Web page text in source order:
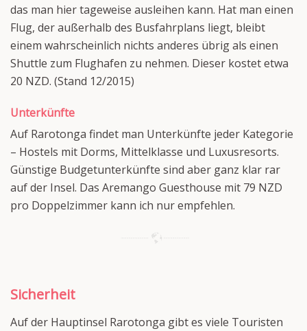
das man hier tageweise ausleihen kann. Hat man einen
Flug, der außerhalb des Busfahrplans liegt, bleibt
einem wahrscheinlich nichts anderes übrig als einen
Shuttle zum Flughafen zu nehmen. Dieser kostet etwa
20 NZD. (Stand 12/2015)
Unterkünfte
Auf Rarotonga findet man Unterkünfte jeder Kategorie
– Hostels mit Dorms, Mittelklasse und Luxusresorts.
Günstige Budgetunterkünfte sind aber ganz klar rar
auf der Insel. Das Aremango Guesthouse mit 79 NZD
pro Doppelzimmer kann ich nur empfehlen.
Sicherheit
Auf der Hauptinsel Rarotonga gibt es viele Touristen